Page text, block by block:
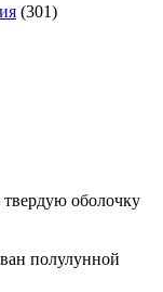
(301)
оболочку
полулунной